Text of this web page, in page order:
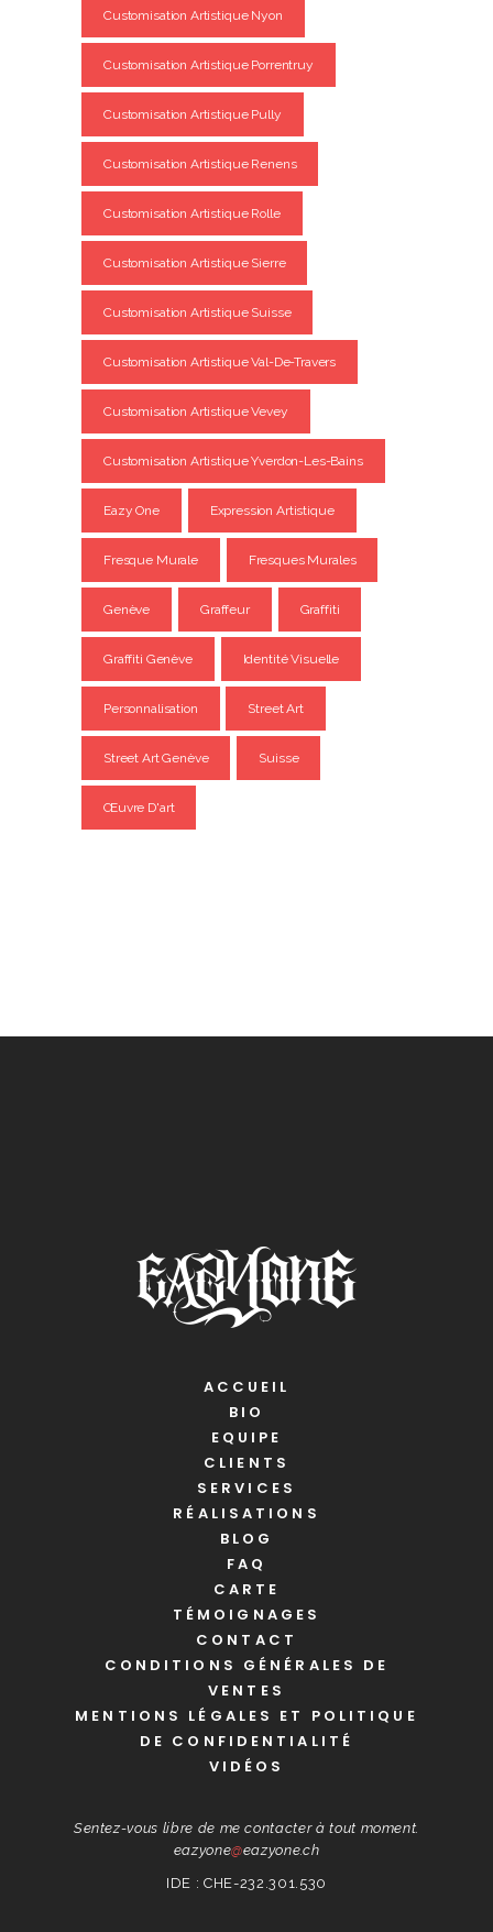
Customisation Artistique Nyon
Customisation Artistique Porrentruy
Customisation Artistique Pully
Customisation Artistique Renens
Customisation Artistique Rolle
Customisation Artistique Sierre
Customisation Artistique Suisse
Customisation Artistique Val-De-Travers
Customisation Artistique Vevey
Customisation Artistique Yverdon-Les-Bains
Eazy One Expression Artistique
Fresque Murale Fresques Murales
Genève Graffeur Graffiti
Graffiti Genève Identité Visuelle
Personnalisation Street Art
Street Art Genève Suisse
Œuvre D'art
ACCUEIL
BIO
EQUIPE
CLIENTS
SERVICES
RÉALISATIONS
BLOG
FAQ
CARTE
TÉMOIGNAGES
CONTACT
CONDITIONS GÉNÉRALES DE
VENTES
MENTIONS LÉGALES ET POLITIQUE
DE CONFIDENTIALITÉ
VIDÉOS
Sentez-vous libre de me contacter à tout moment.
eazyone@eazyone.ch
IDE : CHE-232.301.530